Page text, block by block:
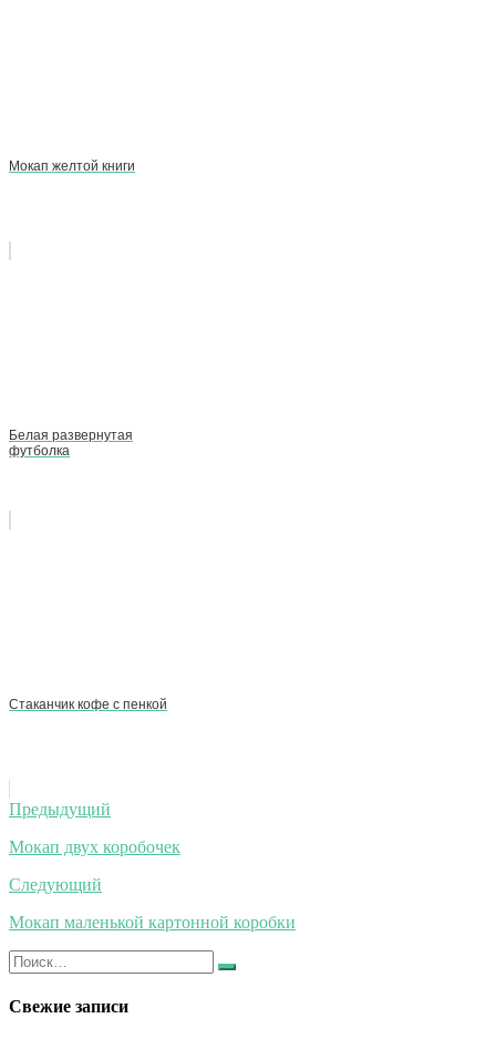
Мокап желтой книги
Белая развернутая
футболка
Стаканчик кофе с пенкой
Навигация
по
записям
Предыдущий
Мокап двух коробочек
Следующий
Мокап маленькой картонной коробки
Искать:
Найти
Свежие записи